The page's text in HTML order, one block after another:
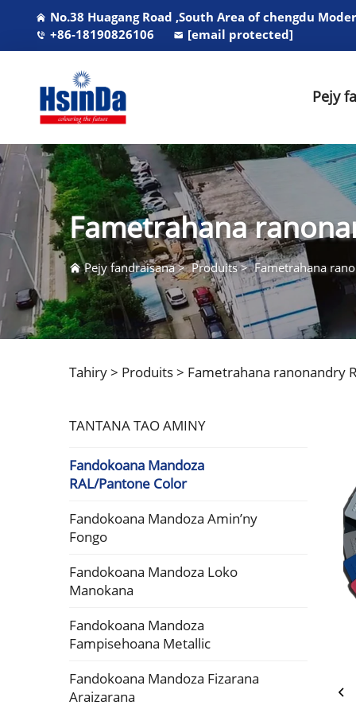
No.38 Huagang Road ,South Area of chengdu
+86-18190826106
[email protected]
Pejy
Fametrahana
Pejy fandraisana>Produits>Fametrahana
Tahiry > Produits> Fametrahana ranonandry
TANTANA TAO AMINY
Fandokoana Mandoza
RAL/Pantone Color
Fandokoana Mandoza Amin’ny
Fongo
Fandokoana Mandoza Loko
Manokana
Fandokoana Mandoza
Fampisehoana Metallic
Fandokoana Mandoza Fizarana
Araizarana